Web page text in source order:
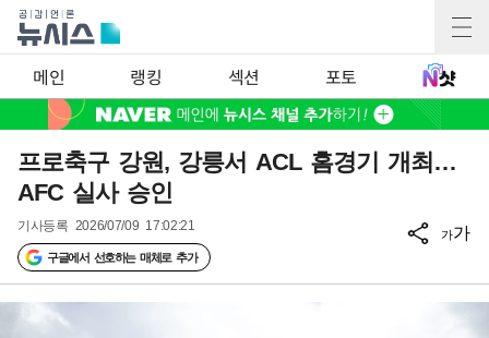
메인 랭킹 섹션 포토
프로축구 강원, 강릉서 ACL 홈경기 개최…
AFC 실사 승인
기사등록 2026/07/09 17:02:21
구글에서 선호하는 매체로 추가
가가